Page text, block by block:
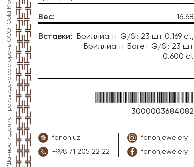
Вес: 16.68
Вставки:
Бриллиант G/SI: 23 шт 0.169 ct,
Бриллиант Багет G/SI: 23 шт
0.600 ct
3000003684082
fonon.uz
+998 71 205 22 22
fononjewelery
fononjewelery